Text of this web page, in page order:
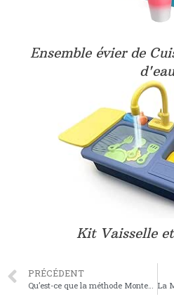
Ensemble évier de
d'eau
Kit Vaisselle
PRÉCÉDENT